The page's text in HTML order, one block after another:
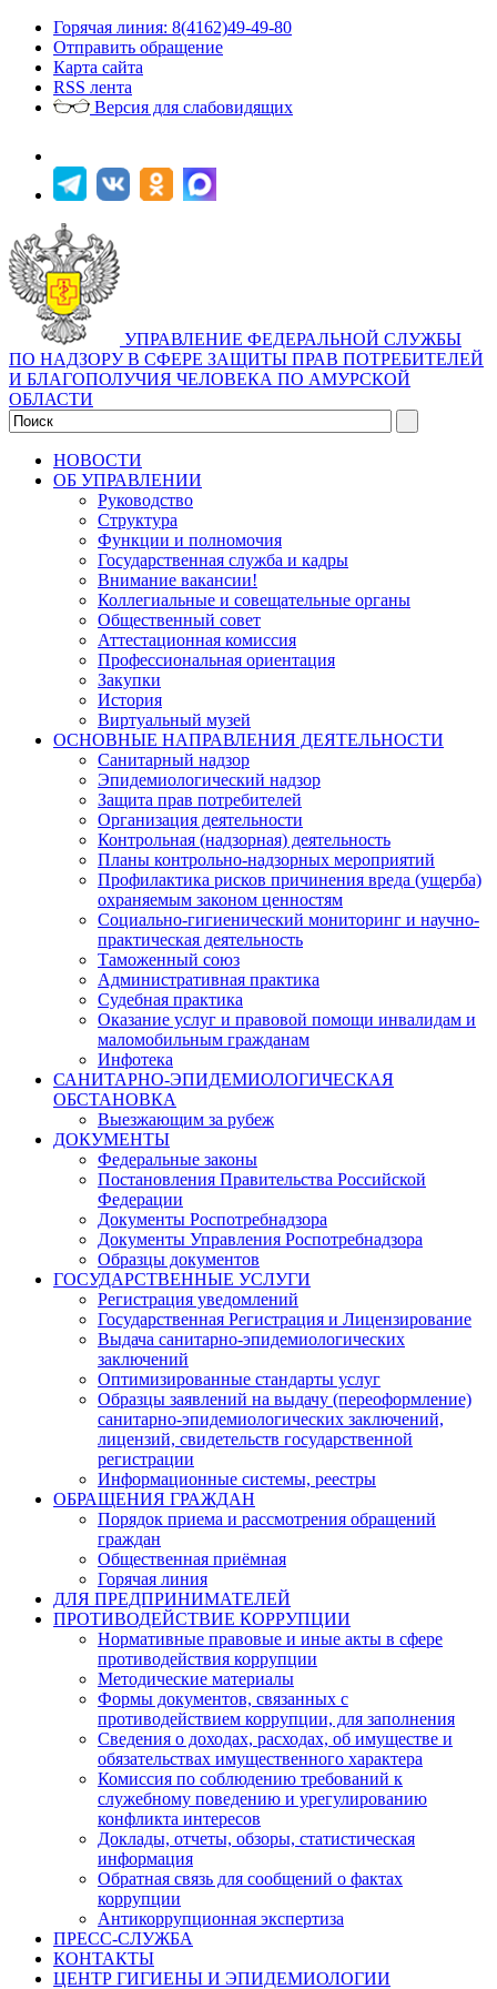
Горячая линия: 8(4162)49-49-80
Отправить обращение
Карта сайта
RSS лента
Версия для слабовидящих
УПРАВЛЕНИЕ ФЕДЕРАЛЬНОЙ СЛУЖБЫ
ПО НАДЗОРУ В СФЕРЕ ЗАЩИТЫ ПРАВ ПОТРЕБИТЕЛЕЙ
И БЛАГОПОЛУЧИЯ ЧЕЛОВЕКА ПО АМУРСКОЙ
ОБЛАСТИ
НОВОСТИ
ОБ УПРАВЛЕНИИ
Руководство
Структура
Функции и полномочия
Государственная служба и кадры
Внимание вакансии!
Коллегиальные и совещательные органы
Общественный совет
Аттестационная комиссия
Профессиональная ориентация
Закупки
История
Виртуальный музей
ОСНОВНЫЕ НАПРАВЛЕНИЯ ДЕЯТЕЛЬНОСТИ
Санитарный надзор
Эпидемиологический надзор
Защита прав потребителей
Организация деятельности
Контрольная (надзорная) деятельность
Планы контрольно-надзорных мероприятий
Профилактика рисков причинения вреда (ущерба)
охраняемым законом ценностям
Социально-гигиенический мониторинг и научно-
практическая деятельность
Таможенный союз
Административная практика
Судебная практика
Оказание услуг и правовой помощи инвалидам и
маломобильным гражданам
Инфотека
САНИТАРНО-ЭПИДЕМИОЛОГИЧЕСКАЯ
ОБСТАНОВКА
Выезжающим за рубеж
ДОКУМЕНТЫ
Федеральные законы
Постановления Правительства Российской
Федерации
Документы Роспотребнадзора
Документы Управления Роспотребнадзора
Образцы документов
ГОСУДАРСТВЕННЫЕ УСЛУГИ
Регистрация уведомлений
Государственная Регистрация и Лицензирование
Выдача санитарно-эпидемиологических
заключений
Оптимизированные стандарты услуг
Образцы заявлений на выдачу (переоформление)
санитарно-эпидемиологических заключений,
лицензий, свидетельств государственной
регистрации
Информационные системы, реестры
ОБРАЩЕНИЯ ГРАЖДАН
Порядок приема и рассмотрения обращений
граждан
Общественная приёмная
Горячая линия
ДЛЯ ПРЕДПРИНИМАТЕЛЕЙ
ПРОТИВОДЕЙСТВИЕ КОРРУПЦИИ
Нормативные правовые и иные акты в сфере
противодействия коррупции
Методические материалы
Формы документов, связанных с
противодействием коррупции, для заполнения
Сведения о доходах, расходах, об имуществе и
обязательствах имущественного характера
Комиссия по соблюдению требований к
служебному поведению и урегулированию
конфликта интересов
Доклады, отчеты, обзоры, статистическая
информация
Обратная связь для сообщений о фактах
коррупции
Антикоррупционная экспертиза
ПРЕСС-СЛУЖБА
КОНТАКТЫ
ЦЕНТР ГИГИЕНЫ И ЭПИДЕМИОЛОГИИ